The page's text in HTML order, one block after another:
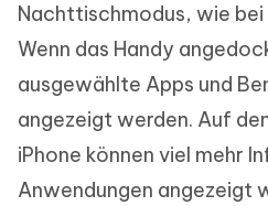
Nachttischmodus, wie
Wenn das Handy
ausgewählte Apps und
angezeigt werden. Auf
iPhone können viel mehr
Anwendungen angezeigt